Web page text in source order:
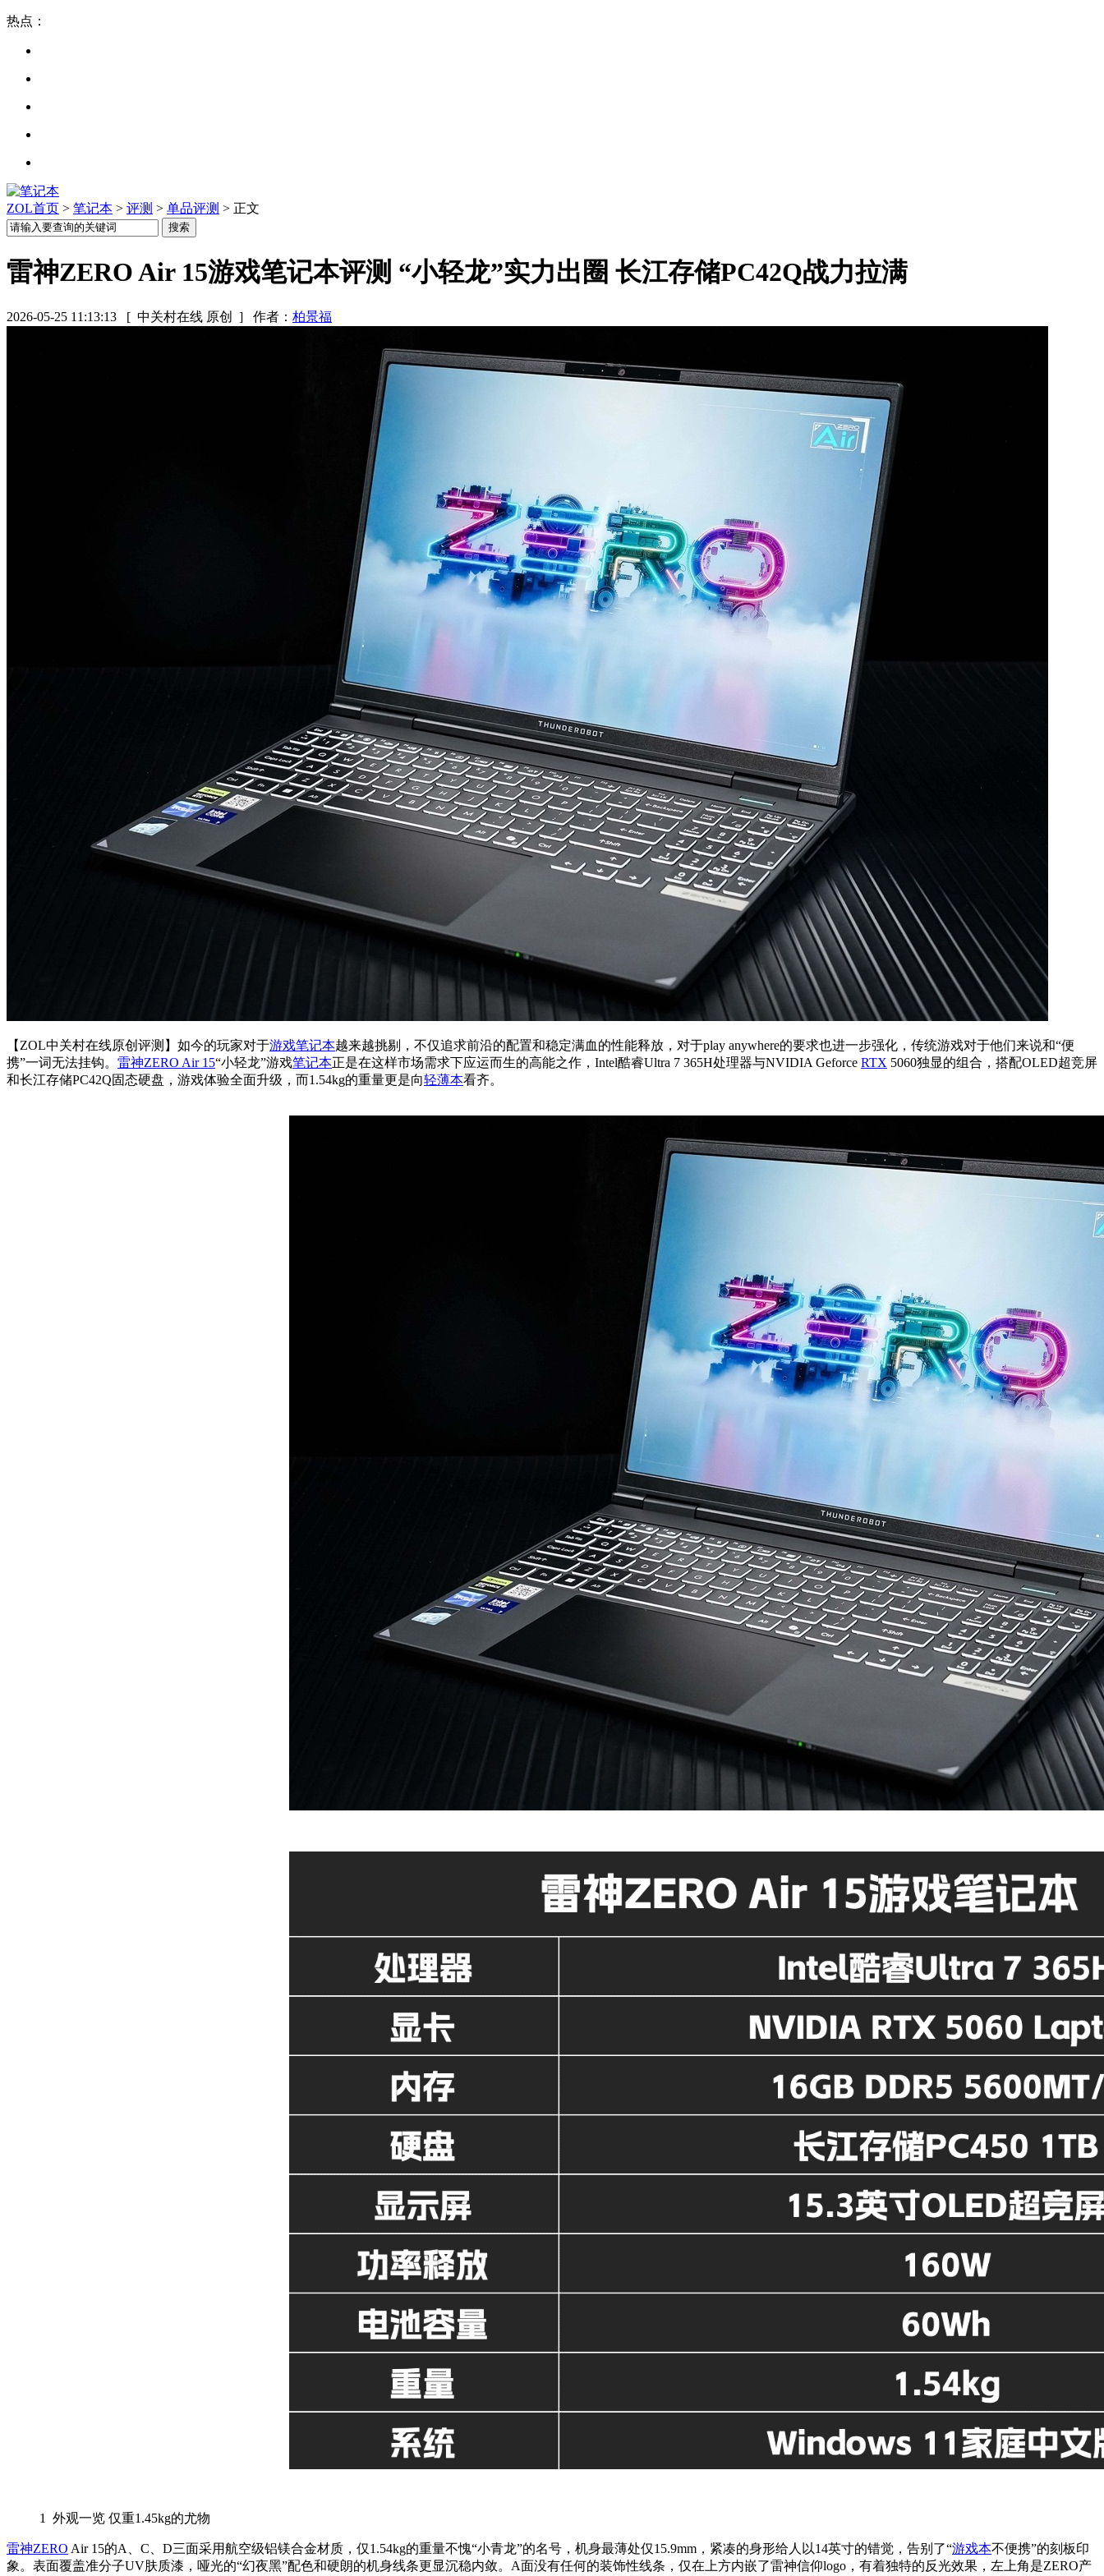
热点：
ZOL首页 > 笔记本 > 评测 > 单品评测 > 正文
雷神ZERO Air 15游戏笔记本评测 “小轻龙”实力出圈 长江存储PC42Q战力拉满
2026-05-25 11:13:13 [ 中关村在线 原创 ] 作者： 柏景福
【ZOL中关村在线原创评测】如今的玩家对于游戏笔记本越来越挑剔，不仅追求前沿的配置和稳定满血的性能释放，对于play anywhere的要求也进一步强化，传统游戏对于他们来说和“便
携”一词无法挂钩。 雷神ZERO Air 15“小轻龙”游戏笔记本正是在这样市场需求下应运而生的高能之作，Intel酷睿Ultra 7 365H处理器与NVIDIA Geforce RTX 5060独显的组合，搭配OLED超竞屏
和长江存储PC42Q固态硬盘，游戏体验全面升级，而1.54kg的重量更是向轻薄本看齐。
1 外观一览 仅重1.45kg的尤物
雷神ZERO Air 15的A、C、D三面采用航空级铝镁合金材质，仅1.54kg的重量不愧“小青龙”的名号，机身最薄处仅15.9mm，紧凑的身形给人以14英寸的错觉，告别了“游戏本不便携”的刻板印
象。表面覆盖准分子UV肤质漆，哑光的“幻夜黑”配色和硬朗的机身线条更显沉稳内敛。A面没有任何的装饰性线条，仅在上方内嵌了雷神信仰logo，有着独特的反光效果，左上角是ZERO产